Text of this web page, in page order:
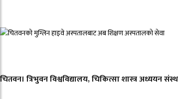
चितवन। त्रिभुवन विश्वविद्यालय, चिकित्सा शास्त्र अध्ययन